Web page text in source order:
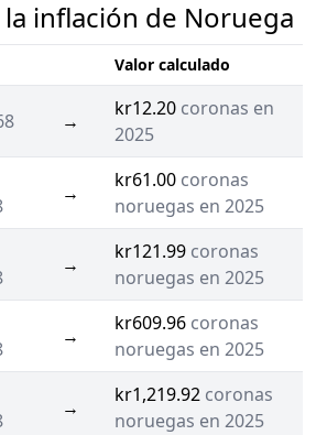
inflación de Noruega
Valor calculado
→
kr12.20 coronas en
2025
→
kr61.00 coronas
noruegas en 2025
→
kr121.99 coronas
noruegas en 2025
→
kr609.96 coronas
noruegas en 2025
→
kr1,219.92 coronas
noruegas en 2025